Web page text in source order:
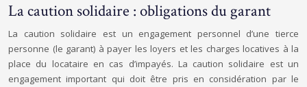
La caution solidaire : obligations du garant
La caution solidaire est un engagement personnel d’une tierce
personne (le garant) à payer les loyers et les charges locatives à la
place du locataire en cas d’impayés. La caution solidaire est un
engagement important qui doit être pris en considération par le